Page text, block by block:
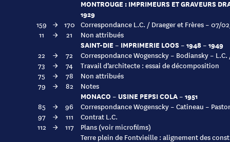
MONTROUGE : IMPRIMEURS ET GRAVEURS
1929
159 → 170 Correspondance L.C. / Draeger et Frères – 07/
11
→ 21 Non attribués
SAINT-DIE – IMPRIMERIE LOOS – 1948 – 1949
22 → 72
Correspondance Wogenscky – Bodiansky – L.C.
73
→ 74
Travail d’architecte : essai de décomposition
75
→ 78
Non attribués
79
→ 82 Notes
MONACO – USINE PEPSI COLA – 1951
85 → 96
Correspondance Wogenscky – Catineau –
97
→ 111
Contrat L.C.
112
→ 117
Plans (voir microfilms)
Terre plein de Fontvieille : alignement des